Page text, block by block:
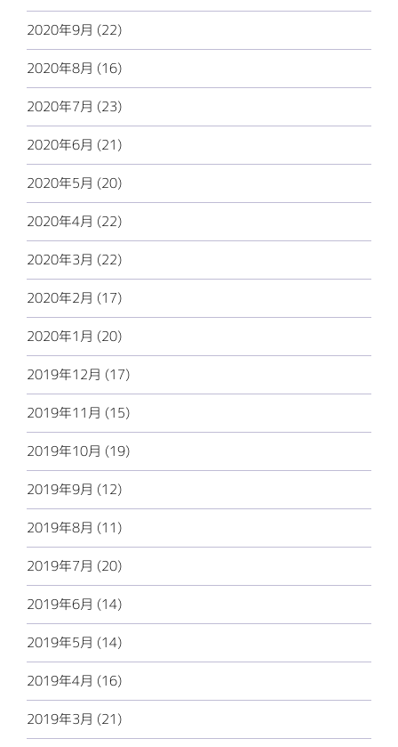
2020年9月 (22)
2020年8月 (16)
2020年7月 (23)
2020年6月 (21)
2020年5月 (20)
2020年4月 (22)
2020年3月 (22)
2020年2月 (17)
2020年1月 (20)
2019年12月 (17)
2019年11月 (15)
2019年10月 (19)
2019年9月 (12)
2019年8月 (11)
2019年7月 (20)
2019年6月 (14)
2019年5月 (14)
2019年4月 (16)
2019年3月 (21)